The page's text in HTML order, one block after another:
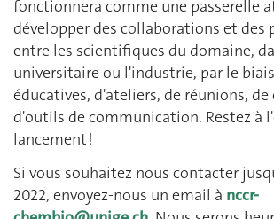
fonctionnera comme une passerelle
développer des collaborations et des
entre les scientifiques du domaine,
universitaire ou l'industrie, par le
éducatives, d'ateliers, de réunions, de
d'outils de communication. Restez à
lancement !
Si vous souhaitez nous contacter
2022, envoyez-nous un email à nccr-